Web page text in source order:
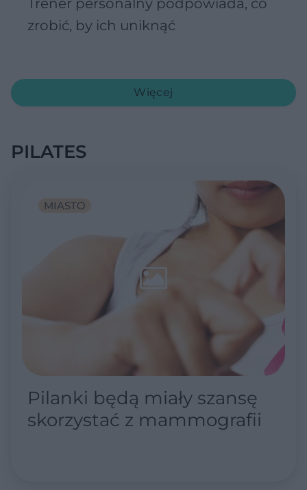
zrobić, by ich uniknąć
Więcej
PILATES
MIASTO
Pilanki będą miały szansę
skorzystać z mammografii